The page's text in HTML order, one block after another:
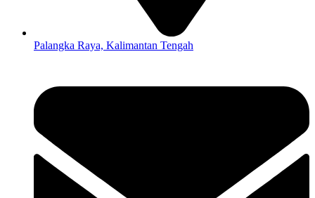
Palangka Raya, Kalimantan Tengah